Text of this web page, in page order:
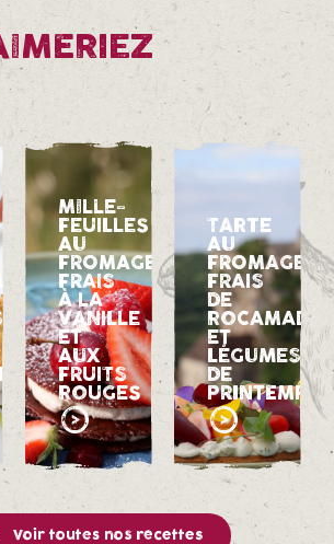
MILLE-
FEUILLES
AU
FROMAGE
FRAIS
À LA
VANILLE
ET
AUX
FRUITS
ROUGES
TARTE
AU
FROMAGE
FRAIS
DE
ET
LÉGUMES
DE
PRINTEMPS
Voir toutes nos recettes